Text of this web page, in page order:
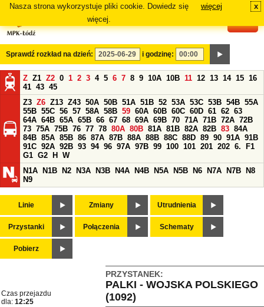
Nasza strona wykorzystuje pliki cookie. Dowiedz się
więcej.
więcej x
Sprawdź rozkład na dzień: i godzinę:
Z Z1 Z2 0 1 2 3 4 5 6 7 8 9 10A 10B 11 12 13 14 15 16
41 43 45
Z3 Z6 Z13 Z43 50A 50B 51A 51B 52 53A 53C 53B 54B 55A
55B 55C 56 57 58A 58B 59 60A 60B 60C 60D 61 62 63
64A 64B 65A 65B 66 67 68 69A 69B 70 71A 71B 72A 72B
73 75A 75B 76 77 78 80A 80B 81A 81B 82A 82B 83 84A
84B 85A 85B 86 87A 87B 88A 88B 88C 88D 89 90 91A 91B
91C 92A 92B 93 94 96 97A 97B 99 100 101 201 202 6.
F1
G1 G2 H
W
N1A
N1B N2 N3A N3B N4A N4B N5A N5B N6 N7A N7B
N8
N9
Linie Zmiany Utrudnienia
Przystanki Połączenia Schematy
Pobierz
PRZYSTANEK:
PALKI - WOJSKA POLSKIEGO
(1092)
Czas przejazdu
dla: 12:25